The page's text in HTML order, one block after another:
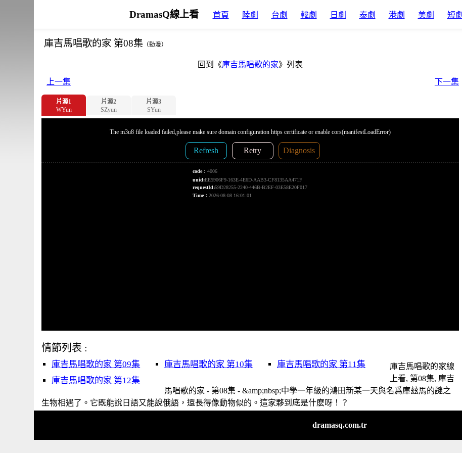
DramasQ線上看 首頁 陸劇 台劇 韓劇 日劇 泰劇 港劇 美劇 短劇
庫吉馬唱歌的家 第08集 （動漫）
回到《庫吉馬唱歌的家》列表
上一集
下一集
片源1
WYun
片源2
SZyun
片源3
SYun
情節列表 :
庫吉馬唱歌的家 第09集 庫吉馬唱歌的家 第10集
庫吉馬唱歌的家 第11集
庫吉馬唱歌的家 第12集
庫吉馬唱歌的家線
上看, 第08集, 庫吉
馬唱歌的家 - 第08集 - &amp;nbsp;中學一年級的鴻田新某一天與名爲庫玆馬的謎之
生物相遇了。它既能說日語又能說俄語，還長得像動物似的。這家夥到底是什麽呀！？
dramasq.com.tr